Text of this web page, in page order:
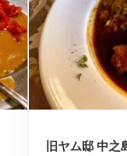
旧ヤム邸 中之